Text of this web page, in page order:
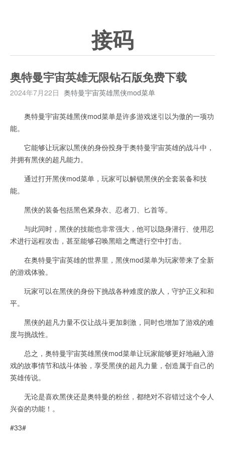
接码
奥特曼宇宙英雄无限钻石版免费下载
2024年7月22日 奥特曼宇宙英雄黑侠mod菜单
奥特曼宇宙英雄黑侠mod菜单是许多游戏迷引以为傲的一项功
能。
它能够让玩家以黑侠的身份投身于奥特曼宇宙英雄的战斗中，
并拥有黑侠的超凡能力。
通过打开黑侠mod菜单，玩家可以解锁黑侠的全套装备和技
能。
黑侠的装备包括黑色紧身衣、忍者刀、匕首等。
与此同时，黑侠的技能也非常强大，他可以隐身潜行、使用忍
术进行远程攻击，甚至能够召唤黑暗之鹰进行空中打击。
在奥特曼宇宙英雄的世界里，黑侠mod菜单为玩家带来了全新
的游戏体验。
玩家可以在黑侠的身份下挑战各种难度的敌人，守护正义和和
平。
黑侠的超凡力量不仅让战斗更加刺激，同时也增加了游戏的难
度与挑战性。
总之，奥特曼宇宙英雄黑侠mod菜单让玩家能够更好地融入游
戏的故事情节和战斗体验，享受黑侠的超凡力量，创造属于自己的
英雄传说。
无论是喜欢黑侠还是奥特曼的粉丝，都绝对不容错过这个令人
兴奋的功能！。
#33#